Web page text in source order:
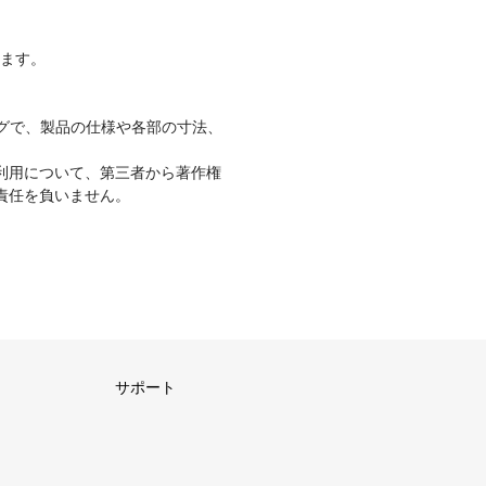
す。
、製品の仕様や各部の寸法、
用について、第三者から著作権
を負いません。
サポート